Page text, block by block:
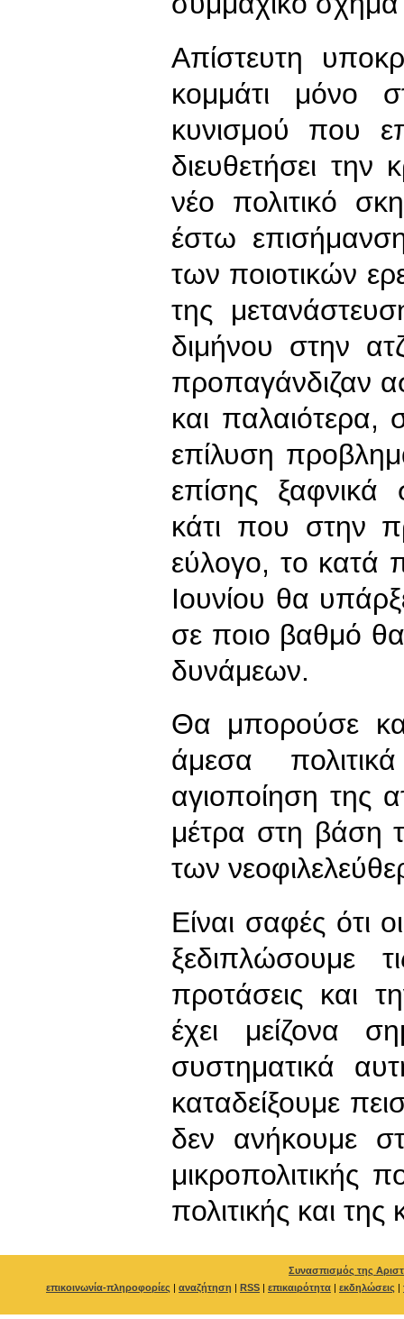
Απίστευτη
κομμάτι μόνο
κυνισμού που
διευθετήσει την
νέο πολιτικό
έστω
των ποιοτικών
της
διμήνου στην
προπαγάνδιζαν
και παλαιότερα,
επίλυση
επίσης ξαφνικά
κάτι που στην
εύλογο, το κατά
Ιουνίου θα
σε ποιο βαθμό
δυνάμεων.
Θα μπορούσε
άμεσα
αγιοποίηση της
μέτρα στη βάση
των
Είναι σαφές ότι
ξεδιπλώσουμε
προτάσεις και
έχει μείζονα
συστηματικά
καταδείξουμε
δεν ανήκουμε
μικροπολιτικής
πολιτικής και της
Συνασπισμός της
επικοινωνία-πληροφορίες | αναζήτηση | RSS | επικαιρότητα | εκδηλώσεις |